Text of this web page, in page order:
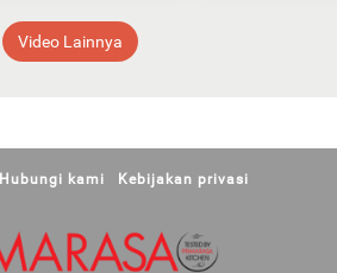
Video Lainnya
Hubungi kami Kebijakan privasi